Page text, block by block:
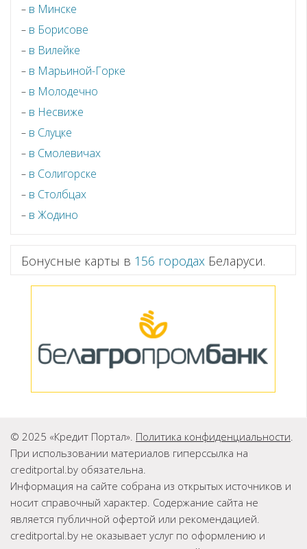
в Минске
в Борисове
в Вилейке
в Марьиной-Горке
в Молодечно
в Несвиже
в Слуцке
в Смолевичах
в Солигорске
в Столбцах
в Жодино
Бонусные карты в 156 городах Беларуси.
© 2025 «Кредит Портал». Политика конфиденциальности.
При использовании материалов гиперссылка на
creditportal.by обязательна.
Информация на сайте собрана из открытых источников и
носит справочный характер. Содержание сайта не
является публичной офертой или рекомендацией.
creditportal.by не оказывает услуг по оформлению и